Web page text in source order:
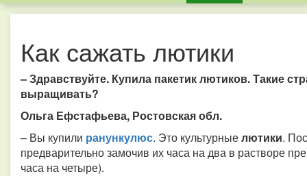
Как сажать лютики
– Здравствуйте. Купила пакетик лютиков. Такие
выращивать?
Ольга Ефстафьева, Ростовская обл.
– Вы купили ранункулюс. Это культурныелютики.
предварительно замочив их часа на два в растворе
часа на четыре).